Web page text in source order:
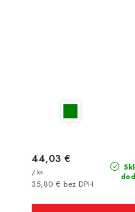
35,80 € bez DPH
44,03 €
/ ks